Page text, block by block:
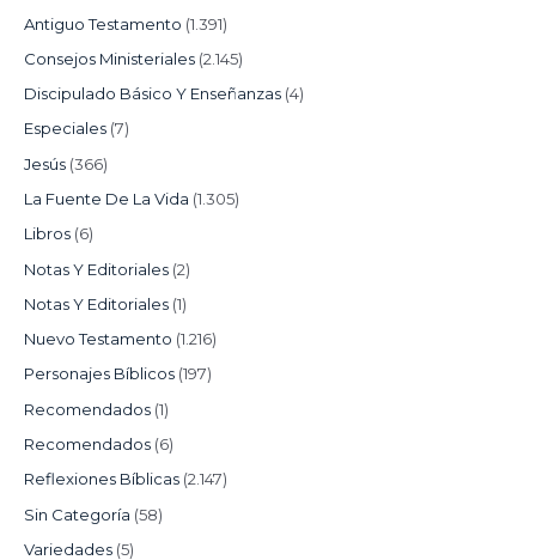
Antiguo Testamento (1.391)
Consejos Ministeriales (2.145)
Discipulado Básico Y Enseñanzas (4)
Especiales (7)
Jesús (366)
La Fuente De La Vida (1.305)
Libros (6)
Notas Y Editoriales (2)
Notas Y Editoriales (1)
Nuevo Testamento (1.216)
Personajes Bíblicos (197)
Recomendados (1)
Recomendados (6)
Reflexiones Bíblicas (2.147)
Sin Categoría (58)
Variedades (5)